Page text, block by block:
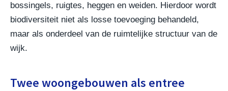
bossingels, ruigtes, heggen en weiden. Hierdoor wordt
biodiversiteit niet als losse toevoeging behandeld,
maar als onderdeel van de ruimtelijke structuur van de
wijk.
Twee woongebouwen als entree